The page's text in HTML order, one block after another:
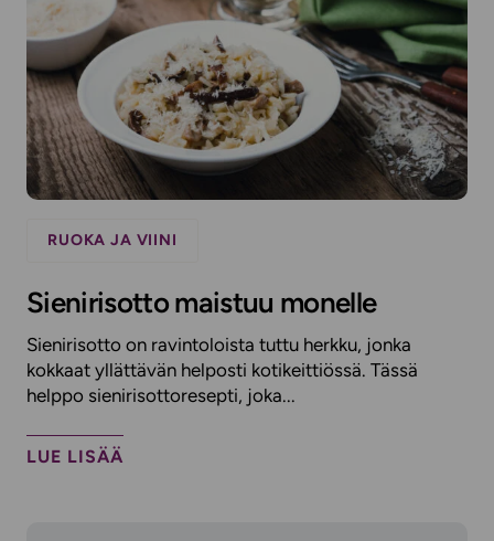
RUOKA JA VIINI
Sienirisotto maistuu monelle
Sienirisotto on ravintoloista tuttu herkku, jonka
kokkaat yllättävän helposti kotikeittiössä. Tässä
helppo sienirisottoresepti, joka...
LUE LISÄÄ